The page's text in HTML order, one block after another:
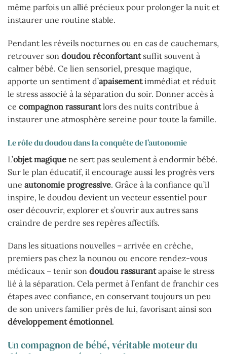
même parfois un allié précieux pour prolonger la nuit et
instaurer une routine stable.
Pendant les réveils nocturnes ou en cas de cauchemars,
retrouver son doudou réconfortantsuffit souvent à
calmer bébé. Ce lien sensoriel, presque magique,
apporte un sentiment d’apaisementimmédiat et réduit
le stress associé à la séparation du soir. Donner accès à
ce compagnon rassurantlors des nuits contribue à
instaurer une atmosphère sereine pour toute la famille.
Le rôle du doudou dans la conquête de l’autonomie
L’objet magique ne sert pas seulement à endormir bébé.
Sur le plan éducatif, il encourage aussi les progrès vers
une autonomie progressive. Grâce à la confiance qu’il
inspire, le doudou devient un vecteur essentiel pour
oser découvrir, explorer et s’ouvrir aux autres sans
craindre de perdre ses repères affectifs.
Dans les situations nouvelles – arrivée en crèche,
premiers pas chez la nounou ou encore rendez-vous
médicaux – tenir son doudou rassurantapaise le stress
lié à la séparation. Cela permet à l’enfant de franchir ces
étapes avec confiance, en conservant toujours un peu
de son univers familier près de lui, favorisant ainsi son
développement émotionnel.
Un compagnon de bébé, véritable moteur du